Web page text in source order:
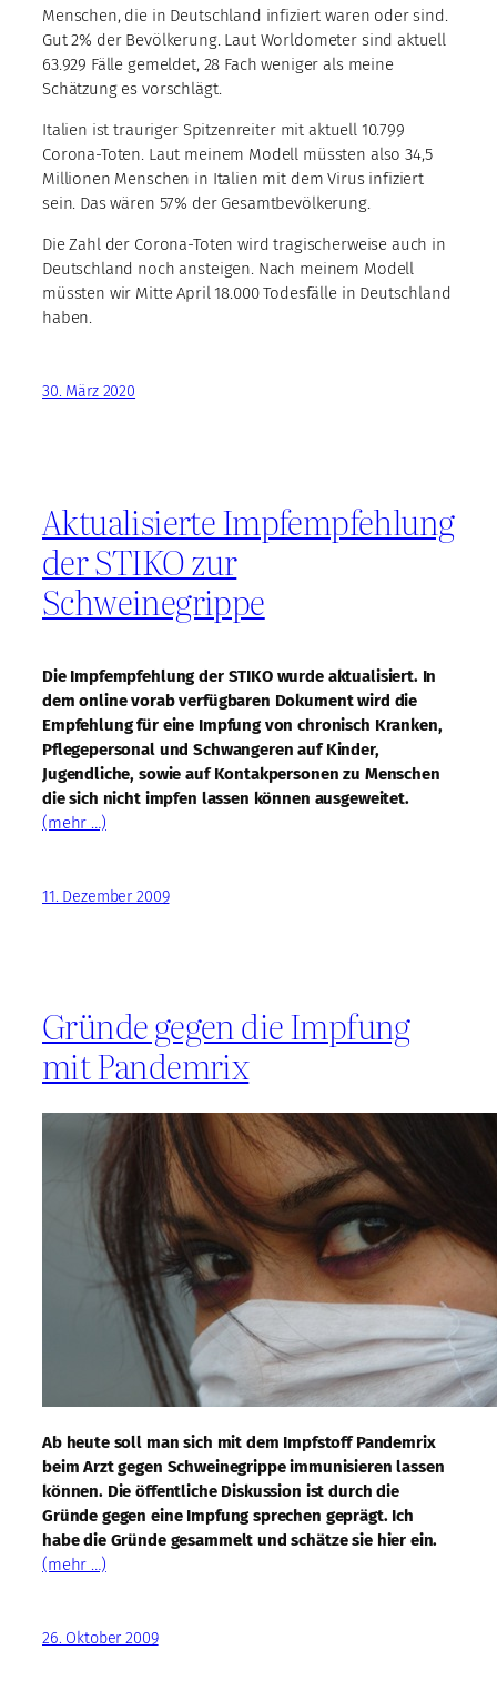
Menschen, die in Deutschland infiziert waren oder sind.
Gut 2% der Bevölkerung. Laut Worldometer sind aktuell
63.929 Fälle gemeldet, 28 Fach weniger als meine
Schätzung es vorschlägt.
Italien ist trauriger Spitzenreiter mit aktuell 10.799
Corona-Toten. Laut meinem Modell müssten also 34,5
Millionen Menschen in Italien mit dem Virus infiziert
sein. Das wären 57% der Gesamtbevölkerung.
Die Zahl der Corona-Toten wird tragischerweise auch in
Deutschland noch ansteigen. Nach meinem Modell
müssten wir Mitte April 18.000 Todesfälle in Deutschland
haben.
30. März 2020
Aktualisierte Impfempfehlung
der STIKO zur
Schweinegrippe
Die Impfempfehlung der STIKO wurde aktualisiert. In
dem online vorab verfügbaren Dokument wird die
Empfehlung für eine Impfung von chronisch Kranken,
Pflegepersonal und Schwangeren auf Kinder,
Jugendliche, sowie auf Kontakpersonen zu Menschen
die sich nicht impfen lassen können ausgeweitet.
(mehr …)
11. Dezember 2009
Gründe gegen die Impfung
mit Pandemrix
Ab heute soll man sich mit dem Impfstoff Pandemrix
beim Arzt gegen Schweinegrippe immunisieren lassen
können. Die öffentliche Diskussion ist durch die
Gründe gegen eine Impfung sprechen geprägt. Ich
habe die Gründe gesammelt und schätze sie hier ein.
(mehr …)
26. Oktober 2009